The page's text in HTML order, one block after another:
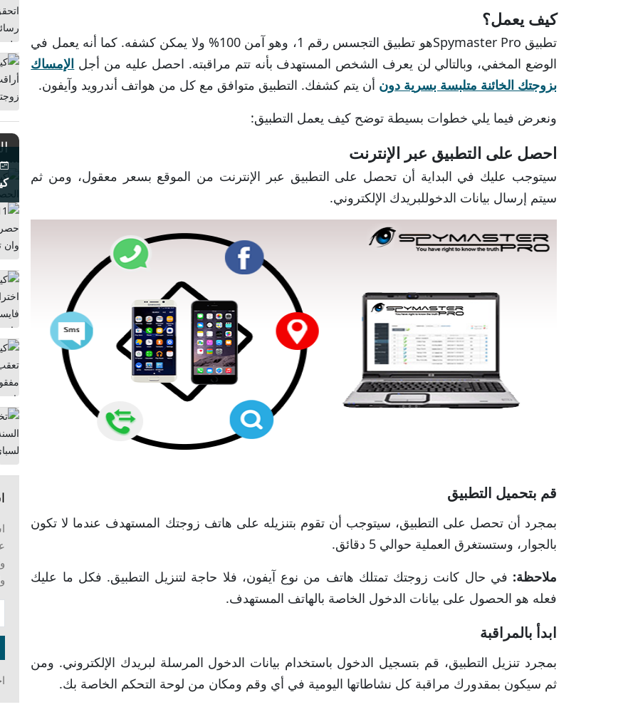
كيف يعمل؟
تطبيق Spymaster Proهو تطبيق التجسس رقم 1، وهو آمن 100% ولا يمكن كشفه. كما أنه يعمل في
الوضع المخفي، وبالتالي لن يعرف الشخص المستهدف بأنه تتم مراقبته. احصل عليه من أجل الإمساك
بزوجتك الخائنة متلبسة بسرية دون أن يتم كشفك. التطبيق متوافق مع كل من هواتف أندرويد وآيفون.
ونعرض فيما يلي خطوات بسيطة توضح كيف يعمل التطبيق:
احصل على التطبيق عبر الإنترنت
سيتوجب عليك في البداية أن تحصل على التطبيق عبر الإنترنت من الموقع بسعر معقول، ومن ثم
سيتم إرسال بيانات الدخوللبريدك الإلكتروني.
قم بتحميل التطبيق
بمجرد أن تحصل على التطبيق، سيتوجب أن تقوم بتنزيله على هاتف زوجتك المستهدف عندما لا تكون
بالجوار، وستستغرق العملية حوالي 5 دقائق.
ملاحظة: في حال كانت زوجتك تمتلك هاتف من نوع آيفون، فلا حاجة لتنزيل التطبيق. فكل ما عليك
فعله هو الحصول على بيانات الدخول الخاصة بالهاتف المستهدف.
ابدأ بالمراقبة
بمجرد تنزيل التطبيق، قم بتسجيل الدخول باستخدام بيانات الدخول المرسلة لبريدك الإلكتروني. ومن
ثم سيكون بمقدورك مراقبة كل نشاطاتها اليومية في أي وقم ومكان من لوحة التحكم الخاصة بك.